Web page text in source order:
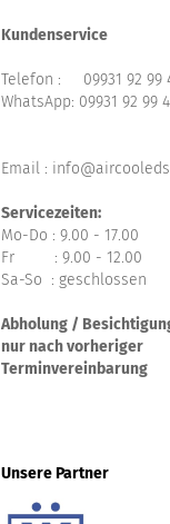
Kundenservice
Telefon : 09931 92 99
WhatsApp: 09931 92 99
Email :
Servicezeiten:
Mo-Do : 9.00 - 17.00
Fr : 9.00 - 12.00
Sa-So : geschlossen
Abholung /
nur nach vorheriger
Terminvereinbarung
Unsere Partner